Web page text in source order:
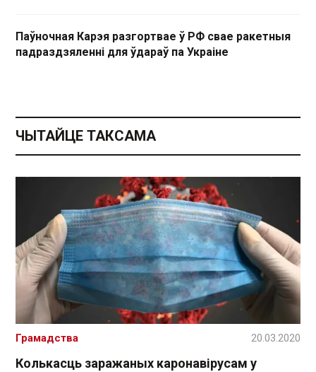
Паўночная Карэя разгортвае ў РФ свае ракетныя
падраздзяленні для ўдараў па Украіне
ЧЫТАЙЦЕ ТАКСАМА
Колькасць заражаных каронавірусам у
Грамадства 20.03.2020